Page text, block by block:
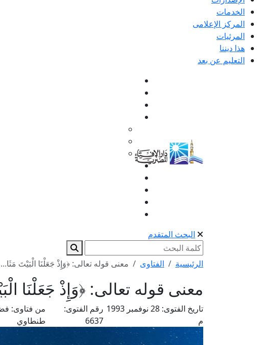
الخدمات
المركز الإعلامى
المرئيات
هذا ديننا
التعليم عن بعد
البحث المتقدم
الرئيسية الفتاوى معنى قوله تعالى: ﴿وَإِذْ جَعَلْنَا الْبَيْتَ مَثَا...
معنى قوله تعالى: ﴿وَإِذْ جَعَلْنَا
تاريخ الفتوى:
28 نوفمبر 1993
م
رقم الفتوى:
6637
من فتاوى:
طنطاوي